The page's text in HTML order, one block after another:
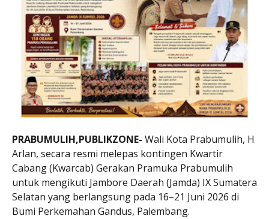
PRABUMULIH,PUBLIKZONE- Wali Kota Prabumulih, H
Arlan, secara resmi melepas kontingen Kwartir
Cabang (Kwarcab) Gerakan Pramuka Prabumulih
untuk mengikuti Jambore Daerah (Jamda) IX Sumatera
Selatan yang berlangsung pada 16–21 Juni 2026 di
Bumi Perkemahan Gandus, Palembang.